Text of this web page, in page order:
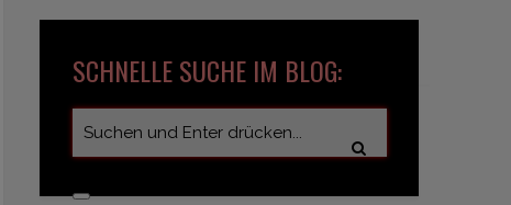
SCHNELLE SUCHE IM BLOG: